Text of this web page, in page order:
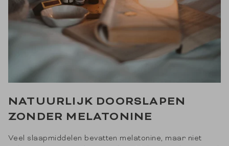
NATUURLIJK DOORSLAPEN
ZONDER MELATONINE
Veel slaapmiddelen bevatten melatonine, maar niet